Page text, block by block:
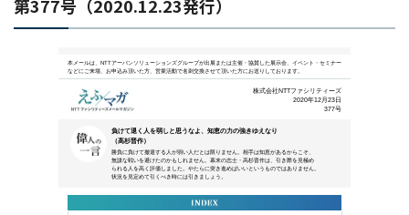
第377号（2020.12.23発行）